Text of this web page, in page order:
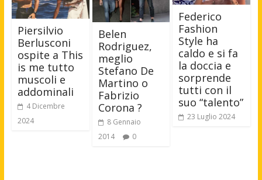
Piersilvio
Berlusconi
ospite a This
is me tutto
muscoli e
addominali
4 Dicembre
2024
Belen
Rodriguez,
meglio
Stefano De
Martino o
Fabrizio
Corona ?
8 Gennaio
2014
0
Federico
Fashion
Style ha
caldo e si fa
la doccia e
sorprende
tutti con il
suo “talento”
23 Luglio 2024